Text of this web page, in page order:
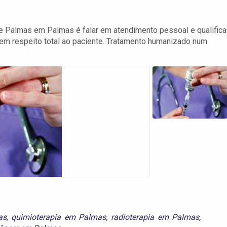
em Palmas é falar em atendimento pessoal e
respeito total ao paciente. Tratamento humanizado num
, quimioterapia em Palmas, radioterapia em Palmas,